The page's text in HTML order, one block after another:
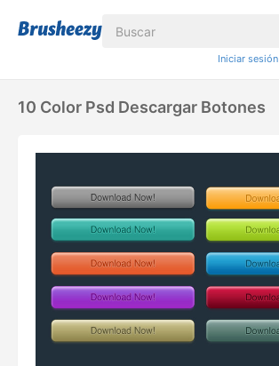
Iniciar sesión
10 Color Psd Descargar Botones